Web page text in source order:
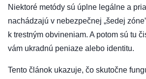
Niektoré metódy sú úplne legálne a
nachádzajú v nebezpečnej „šedej
k trestným obvineniam. A potom sú tu
vám ukradnú peniaze alebo identitu.
Tento článok ukazuje, čo skutočne